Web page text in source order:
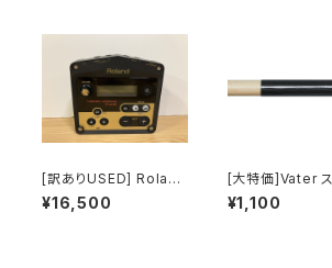
[訳ありUSED] Roland
TM-2 Trigger Modu
le
¥16,500
[大特価]Vater ス
ク・シールド VSS
¥1,100